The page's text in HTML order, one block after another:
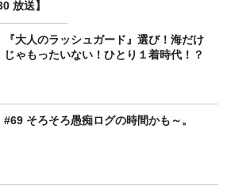
放送】
『大人のラッシュガード』選び！海だけ
じゃもったいない！ひとり１着時代！？
#69 そろそろ愚痴ログの時間かも～。